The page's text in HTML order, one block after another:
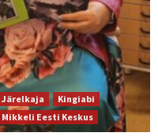
Järelkaja
Kingiabi
Mikkeli Eesti Keskus